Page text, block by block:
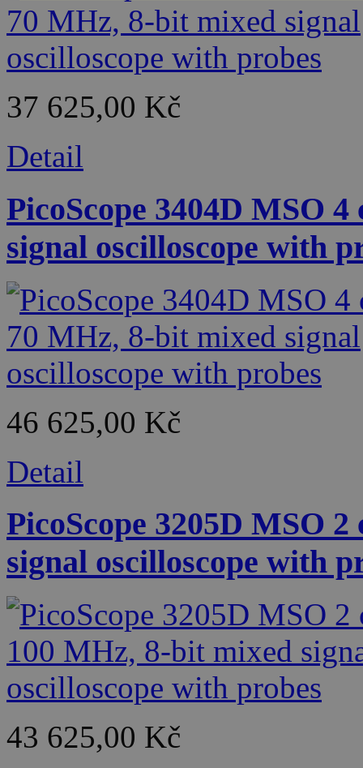
37 625,00 Kč
Detail
PicoScope 3404D MSO
signal oscilloscope with
46 625,00 Kč
Detail
PicoScope 3205D MSO
signal oscilloscope with
43 625,00 Kč